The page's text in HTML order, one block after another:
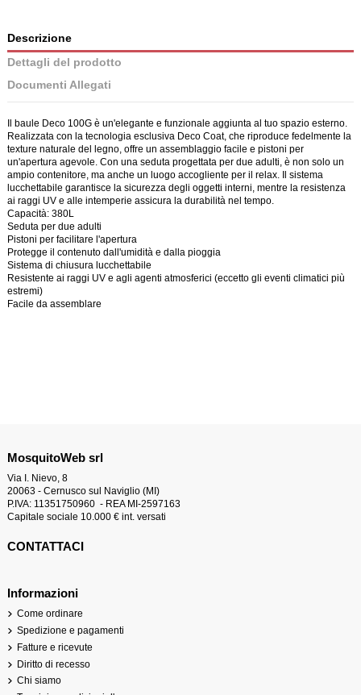
Descrizione
Dettagli del prodotto
Documenti Allegati
Il baule Deco 100G è un'elegante e funzionale aggiunta al tuo spazio esterno.
Realizzata con la tecnologia esclusiva Deco Coat, che riproduce fedelmente la
texture naturale del legno, offre un assemblaggio facile e pistoni per
un'apertura agevole. Con una seduta progettata per due adulti, è non solo un
ampio contenitore, ma anche un luogo accogliente per il relax. Il sistema
lucchettabile garantisce la sicurezza degli oggetti interni, mentre la resistenza
ai raggi UV e alle intemperie assicura la durabilità nel tempo.
Capacità: 380L
Seduta per due adulti
Pistoni per facilitare l'apertura
Protegge il contenuto dall'umidità e dalla pioggia
Sistema di chiusura lucchettabile
Resistente ai raggi UV e agli agenti atmosferici (eccetto gli eventi climatici più
estremi)
Facile da assemblare
MosquitoWeb srl
Via I. Nievo, 8
20063 - Cernusco sul Naviglio (MI)
P.IVA: 11351750960 - REA MI-2597163
Capitale sociale 10.000 € int. versati
CONTATTACI
Informazioni
Come ordinare
Spedizione e pagamenti
Fatture e ricevute
Diritto di recesso
Chi siamo